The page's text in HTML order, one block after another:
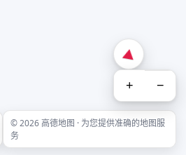
+ −
© 2026 高德地图 · 为您提供准确的地图服
务